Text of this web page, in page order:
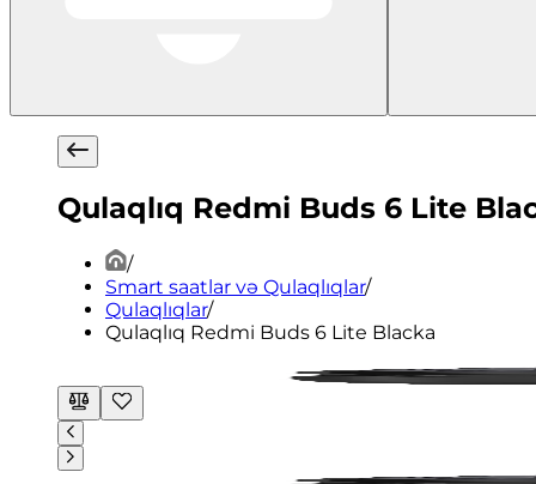
Qulaqlıq Redmi Buds 6 Lite
/
Smart saatlar və Qulaqlıqlar/
Qulaqlıqlar/
Qulaqlıq Redmi Buds 6 Lite Blacka